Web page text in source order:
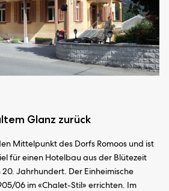
Glanz zurück
Mittelpunkt des Dorfs Romoos und ist
für einen Hotelbau aus der Blütezeit
20. Jahrhundert. Der Einheimische
06 im «Chalet-Stil» errichten. Im